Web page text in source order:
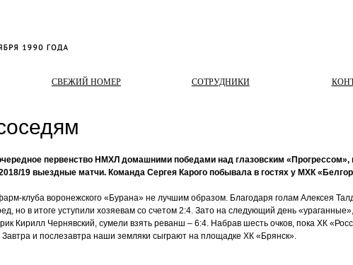
СВЕЖИЙ НОМЕР СОТРУДНИКИ
первенство НМХЛ домашними победами над глазовским
19 выездные матчи. Команда Сергея Карого побывала в гостях у МХК
клуба воронежского «Бурана» не лучшим образом. Благодаря голам Алексея
но в итоге уступили хозяевам со счетом 2:4. Зато на следующий день «ураганные»,
Кирилл Чернявский, сумели взять реванш – 6:4. Набрав шесть очков, пока ХК
и послезавтра наши земляки сыграют на площадке ХК «Брянск».